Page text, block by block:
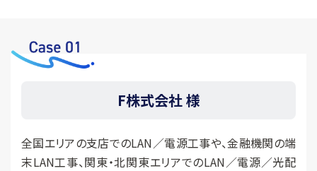
F株式会社 様
全国エリアの支店でのLAN／電源工事や、金融機関の端
末LAN工事、関東・北関東エリアでのLAN／電源／光配